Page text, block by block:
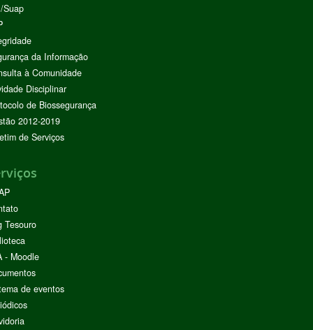
Suap
da Informação
à Comunidade
Disciplinar
de Biossegurança
2012-2019
de Serviços
Tesouro
- Moodle
de eventos